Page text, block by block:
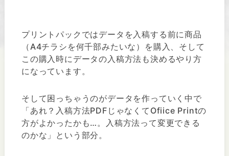
プリントパックではデータを入稿する前に商品
（A4チラシを何千部みたいな）を購入、そして
この購入時にデータの入稿方法も決めるやり方
になっています。
そして困っちゃうのがデータを作っていく中で
「あれ？入稿方法PDFじゃなくてOfiice Printの
方がよかったかも…。入稿方法って変更できる
のかな」という部分。